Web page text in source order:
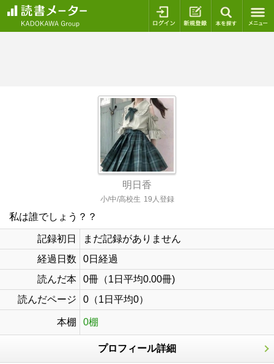
ログイン 新規登録
明日香
小/中/高校生 19人登録
私は誰でしょう？？
記録初日
まだ記録がありません
経過日数
0日経過
読んだ本
0冊（1日平均0.00冊)
読んだページ
0（1日平均0）
本棚 0棚
プロフィール詳細